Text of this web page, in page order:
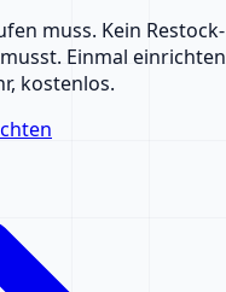
muss. Kein Restock-
Einmal einrichten
kostenlos.